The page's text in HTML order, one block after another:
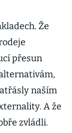
Že
přesun
naším
A že
zvládli.